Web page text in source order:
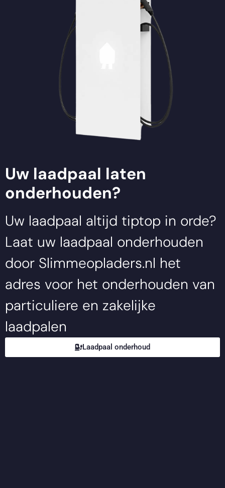
Uw laadpaal laten
onderhouden?
Uw laadpaal altijd tiptop in orde?
Laat uw laadpaal onderhouden
door Slimmeopladers.nl het
adres voor het onderhouden van
particuliere en zakelijke
laadpalen
Laadpaal onderhoud